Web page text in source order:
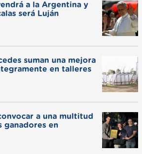
a la Argentina y
será Luján
suman una mejora
en talleres
a una multitud
ganadores en